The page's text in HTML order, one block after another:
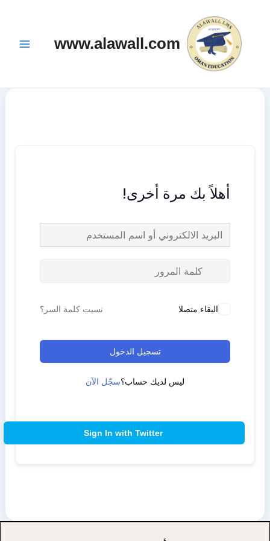
المحتوى
www.alawall.com
أهلاً بك مرة أخرى!
البقاء متصلا نسيت كلمة السر؟
تسجيل الدخول
ليس لديك حساب؟سجّل الآن
Sign In with Twitter